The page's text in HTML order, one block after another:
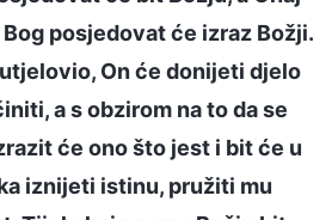
posjedovat će izraz Božji.
On će donijeti djelo
a s obzirom na to da se
će ono što jest i bit će u
iznijeti istinu, pružiti mu